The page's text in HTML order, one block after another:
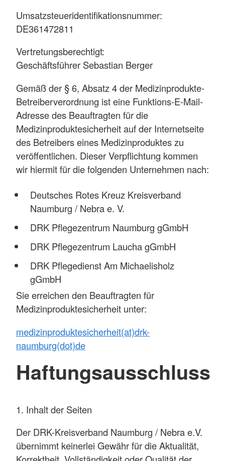
Umsatzsteueridentifikationsnummer:
DE361472811
Vertretungsberechtigt:
Geschäftsführer Sebastian Berger
Gemäß der § 6, Absatz 4 der Medizinprodukte-
Betreiberverordnung ist eine Funktions-E-Mail-
Adresse des Beauftragten für die
Medizinproduktesicherheit auf der Internetseite
des Betreibers eines Medizinproduktes zu
veröffentlichen. Dieser Verpflichtung kommen
wir hiermit für die folgenden Unternehmen nach:
Deutsches Rotes Kreuz Kreisverband
Naumburg / Nebra e. V.
DRK Pflegezentrum Naumburg gGmbH
DRK Pflegezentrum Laucha gGmbH
DRK Pflegedienst Am Michaelisholz
gGmbH
Sie erreichen den Beauftragten für
Medizinproduktesicherheit unter:
medizinproduktesicherheit(at)drk-
naumburg(dot)de
Haftungsausschluss
1. Inhalt der Seiten
Der DRK-Kreisverband Naumburg / Nebra e.V.
übernimmt keinerlei Gewähr für die Aktualität,